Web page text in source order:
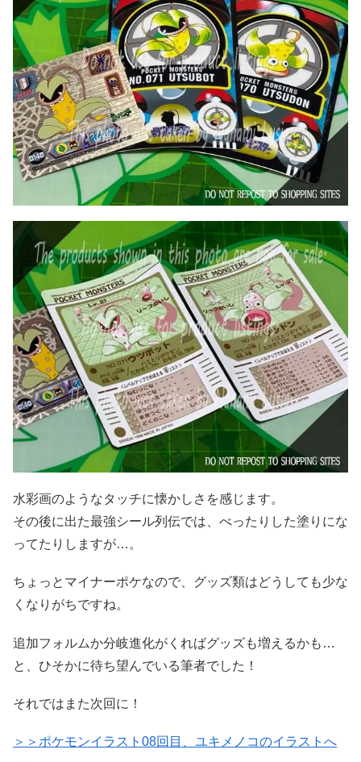
水彩画のようなタッチに懐かしさを感じます。
その後に出た最強シール列伝では、べったりした塗りにな
ってたりしますが…。
ちょっとマイナーポケなので、グッズ類はどうしても少な
くなりがちですね。
追加フォルムか分岐進化がくればグッズも増えるかも…
と、ひそかに待ち望んでいる筆者でした！
それではまた次回に！
＞＞ポケモンイラスト08回目、ユキメノコのイラストへ